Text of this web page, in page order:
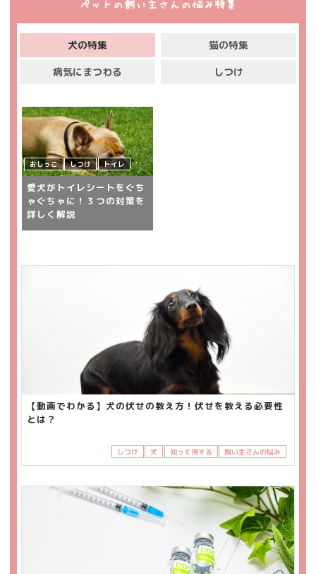
ペットの飼い主さんの悩み特集
犬の特集
猫の特集
病気にまつわる
しつけ
愛犬がトイレシートをぐち
ゃぐちゃに！３つの対策を
詳しく解説
おしっこ しつけ トイレ 犬
【動画でわかる】犬の伏せの教え方！伏せを教える必要性
とは？
しつけ 犬 知って得する 飼い主さんの悩み